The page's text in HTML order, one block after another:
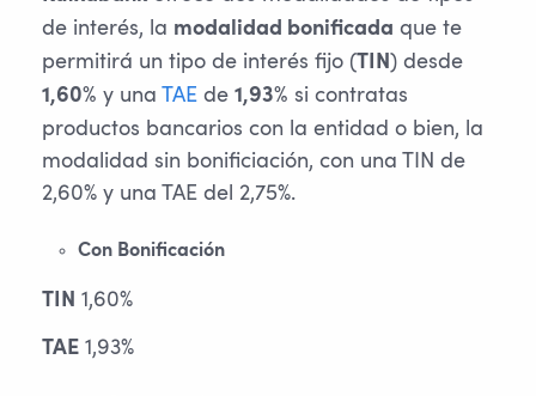
de interés, la modalidad bonificada que te
permitirá un tipo de interés fijo (TIN) desde
1,60% y una TAE de 1,93% si contratas
productos bancarios con la entidad o bien, la
modalidad sin bonificiación, con una TIN de
2,60% y una TAE del 2,75%.
Con Bonificación
TIN 1,60%
TAE 1,93%